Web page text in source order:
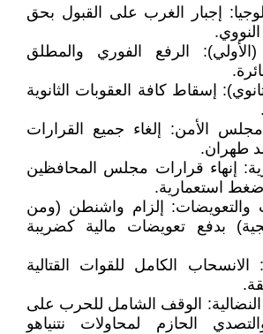
إجبار الغرب على القبول بحق
الرفع الفوري والمطلق
إسقاط كافة العقوبات الثانوية
الأمن: إلغاء جميع القرارات
طهران.
إنهاء قرارات مجلس المحافظين
ضغط استعمارية.
والتعويضات: إلزام واشنطن (ومن
بدفع تعويضات مالية كضريبة
الانسحاب الكامل للقوات القتالية
النضالية: الوقف الشامل للحرب على
الحازم لمحاولات نتنياهو